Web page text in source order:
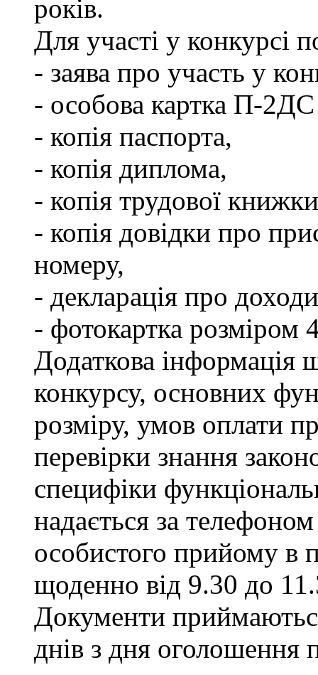
років.
Для участі у конкурсі
- заява про участь у
- особова картка П-
- копія паспорта,
- копія диплома,
- копія трудової
- копія довідки про
номеру,
- декларація про
- фотокартка розміром
Додаткова інформація
конкурсу, основних
розміру, умов оплати
перевірки знання
специфіки
надається за
особистого прийому в
щоденно від 9.30 до
Документи
днів з дня оголошення